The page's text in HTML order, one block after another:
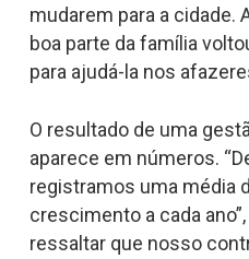
mudarem para a cidade.
boa parte da família
para ajudá-la nos
O resultado de uma
aparece em números.
registramos uma média
crescimento a cada
ressaltar que nosso